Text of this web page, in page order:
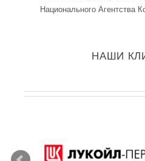
Национального Агентства
НАШИ